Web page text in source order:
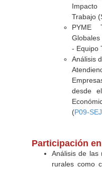
Trabajo
PYME
- Equipo
Análisis
desde
(P09-
Participación
Análisis de las
rurales como